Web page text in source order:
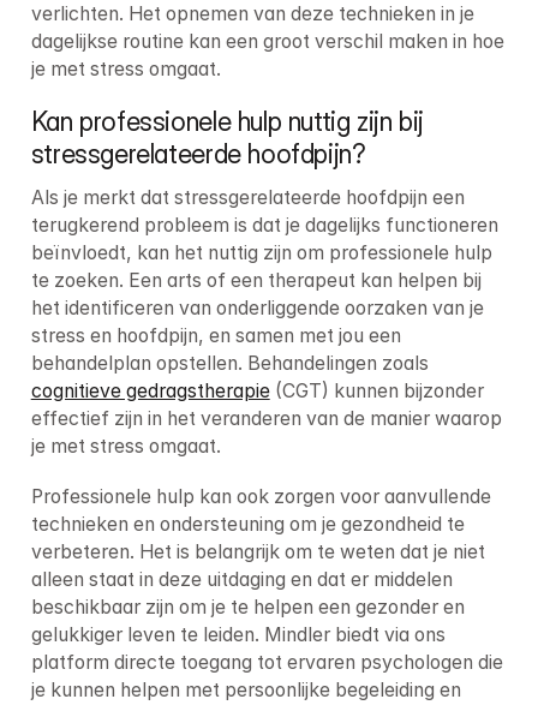
verlichten. Het opnemen van deze technieken in je
dagelijkse routine kan een groot verschil maken in hoe
je met stress omgaat.
Kan professionele hulp nuttig zijn bij
stressgerelateerde hoofdpijn?
Als je merkt dat stressgerelateerde hoofdpijn een
terugkerend probleem is dat je dagelijks functioneren
beïnvloedt, kan het nuttig zijn om professionele hulp
te zoeken. Een arts of een therapeut kan helpen bij
het identificeren van onderliggende oorzaken van je
stress en hoofdpijn, en samen met jou een
cognitieve gedragstherapie (CGT) kunnen bijzonder
effectief zijn in het veranderen van de manier waarop
je met stress omgaat.
Professionele hulp kan ook zorgen voor aanvullende
technieken en ondersteuning om je gezondheid te
verbeteren. Het is belangrijk om te weten dat je niet
alleen staat in deze uitdaging en dat er middelen
beschikbaar zijn om je te helpen een gezonder en
gelukkiger leven te leiden. Mindler biedt via ons
platform directe toegang tot ervaren psychologen die
je kunnen helpen met persoonlijke begeleiding en